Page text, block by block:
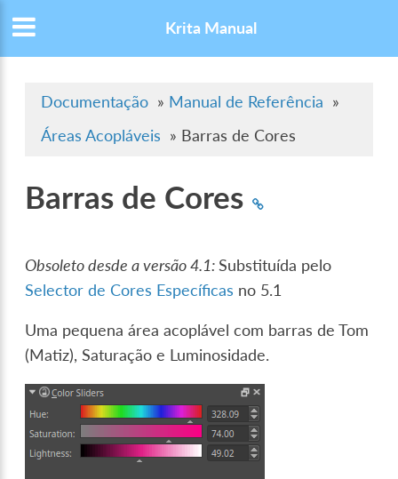
Krita Manual
Documentação » Manual de Referência »
Áreas Acopláveis » Barras de Cores
Barras de Cores
Obsoleto desde a versão 4.1:Substituída pelo
Selector de Cores Específicas no 5.1
Uma pequena área acoplável com barras de Tom
(Matiz), Saturação e Luminosidade.